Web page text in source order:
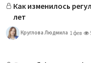
Как изменилось
лет
Круглова Людмила 1 фев